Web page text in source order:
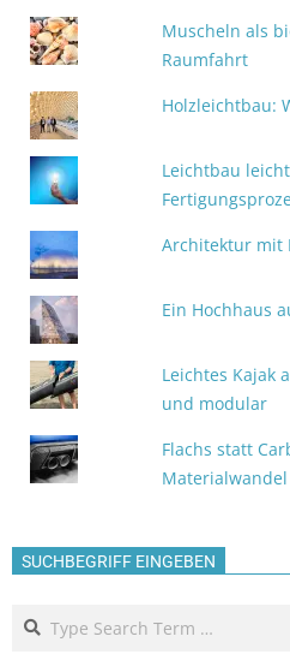
Muscheln als
Raumfahrt
Holzleichtbau:
Leichtbau
Architektur mit
Ein Hochhaus
Leichtes Kajak
und modular
Flachs statt
SUCHBEGRIFF EINGEBEN
Search